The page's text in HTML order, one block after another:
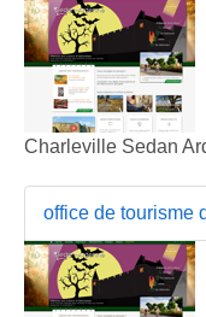
Charleville Sedan
office de tourisme